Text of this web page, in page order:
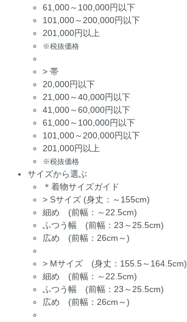
61,000～100,000円以下
101,000～200,000円以下
201,000円以上
※税抜価格
> 帯
20,000円以下
21,000～40,000円以下
41,000～60,000円以下
61,000～100,000円以下
101,000～200,000円以下
201,000円以上
※税抜価格
サイズから選ぶ
＊着物サイズガイド
> Sサイズ (身丈：～155cm)
細め (前幅：～22.5cm)
ふつう幅 (前幅：23～25.5cm)
広め (前幅：26cm～)
> Mサイズ (身丈：155.5～164.5cm)
細め (前幅：～22.5cm)
ふつう幅 (前幅：23～25.5cm)
広め (前幅：26cm～)